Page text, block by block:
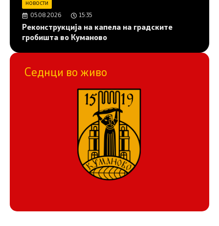
НОВОСТИ
05.08.2026 15:35
Реконструкција на капела на градските
гробишта во Куманово
Седнци во живо